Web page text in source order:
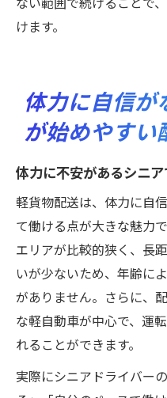
けます。
体力に自信が
が始めやすい
体力に不安があるシニ
軽貨物配送は、体力に自
て働ける点が大きな魅力
エリアが比較的狭く、長
いが少ないため、年齢に
がありません。さらに、
な軽自動車が中心で、運
れることができます。
実際にシニアドライバー